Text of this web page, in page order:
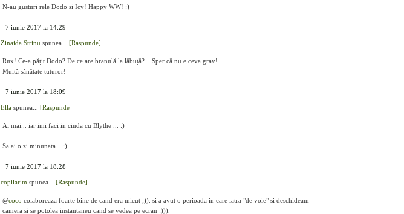
N-au gusturi rele Dodo si Icy! Happy WW! :)
7 iunie 2017 la 14:29
Zinaida Strinu spunea... [Raspunde]
Rux! Ce-a pățit Dodo? De ce are branulă la lăbuță?... Sper că nu e ceva grav!
Multă sănătate tuturor!
7 iunie 2017 la 18:09
Ella spunea... [Raspunde]
Ai mai... iar imi faci in ciuda cu Blythe ... :)
Sa ai o zi minunata... :)
7 iunie 2017 la 18:28
copilarim spunea... [Raspunde]
@coco colaboreaza foarte bine de cand era micut ;)). si a avut o perioada in care latra "de voie" si deschideam
camera si se potolea instantaneu cand se vedea pe ecran :))).